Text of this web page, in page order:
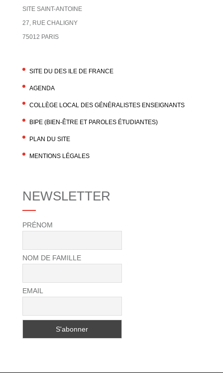
SITE SAINT-ANTOINE
27, RUE CHALIGNY
75012 PARIS
SITE DU DES ILE DE FRANCE
AGENDA
COLLÈGE LOCAL DES GÉNÉRALISTES ENSEIGNANTS
BIPE (BIEN-ÊTRE ET PAROLES ÉTUDIANTES)
PLAN DU SITE
MENTIONS LÉGALES
NEWSLETTER
PRÉNOM
NOM DE FAMILLE
EMAIL